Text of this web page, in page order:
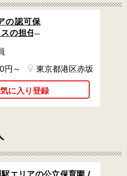
の認可保
の担任 /
円～
東京都港区赤坂